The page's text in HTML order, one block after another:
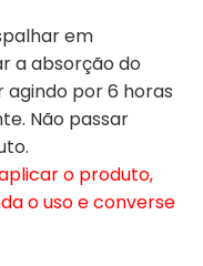
em
a absorção do
agindo por 6 horas
Não passar
o produto,
o uso e converse